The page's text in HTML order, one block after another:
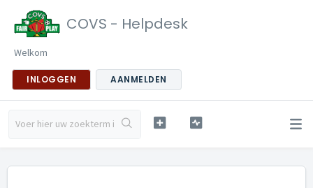
COVS - Helpdesk
Welkom
INLOGGEN AANMELDEN